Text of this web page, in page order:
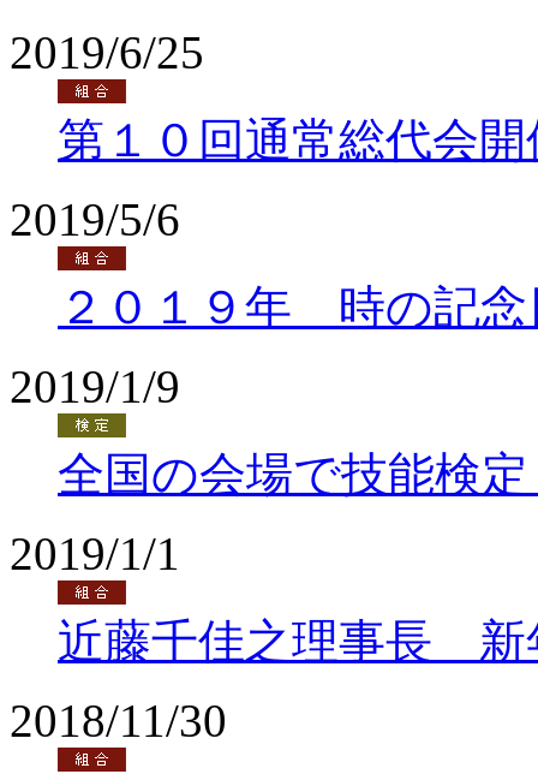
2019/6/25
第１０回通常総代会開
2019/5/6
２０１９年 時の記
2019/1/9
全国の会場で技能検
2019/1/1
近藤千佳之理事長 新
2018/11/30